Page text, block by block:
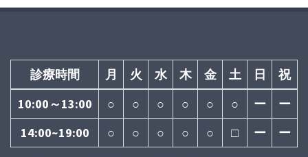
診療時間 月 火 水 木 金 土 日
祝
10:00～13:00
○ ○ ○ ○ ○ ○ ー
ー
14:00~19:00
○ ○ ○ ○ ○ □ ー ー